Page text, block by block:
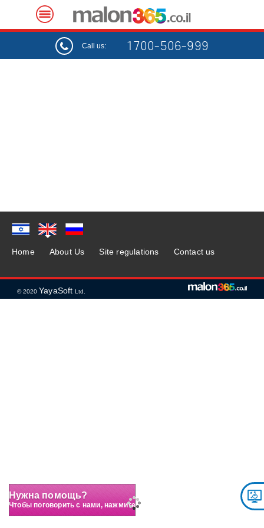
Call us: 1700-506-999
Home About Us Site regulations Contact us
© 2020 YayaSoft Ltd.
Нужна помощь?
Чтобы поговорить с нами, нажмите здесь